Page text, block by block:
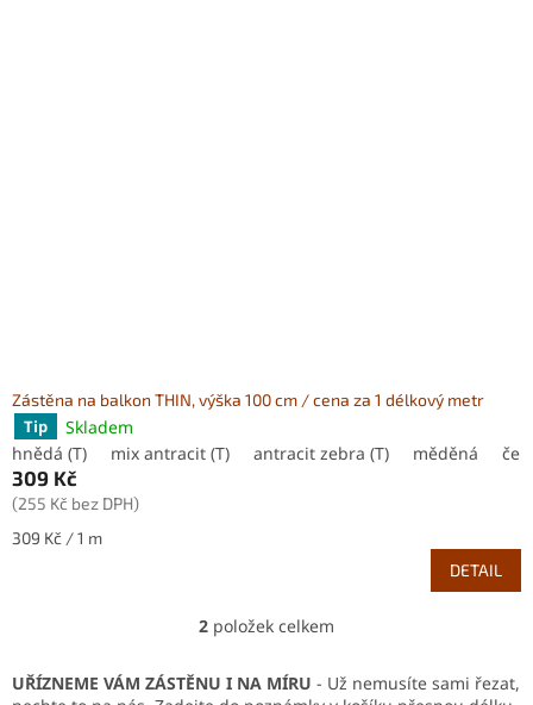
Zástěna na balkon THIN, výška 100 cm / cena za 1 délkový metr
Tip
Skladem
hnědá (T)
mix antracit (T) antracit zebra (T) měděná
309 Kč
(255 Kč bez DPH)
Měrná
309 Kč / 1 m
DETAIL
O
l
2 položek celkem
UŘÍZNEME VÁM ZÁSTĚNU I NA MÍRU - Už nemusíte sami řezat,